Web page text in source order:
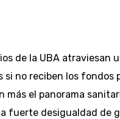
de la UBA
si no reciben los
más el panorama
fuerte desigualdad de